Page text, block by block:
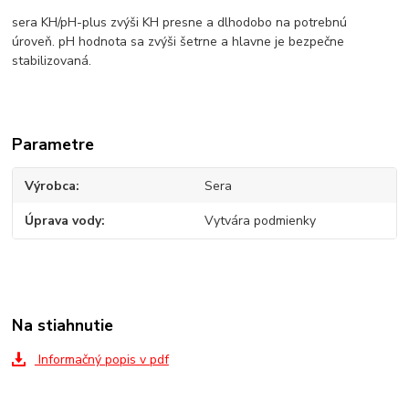
sera KH/pH-plus zvýši KH presne a dlhodobo na potrebnú
úroveň. pH hodnota sa zvýši šetrne a hlavne je bezpečne
stabilizovaná.
Parametre
Výrobca Sera
Úprava vody Vytvára podmienky
Na stiahnutie
Informačný popis v pdf